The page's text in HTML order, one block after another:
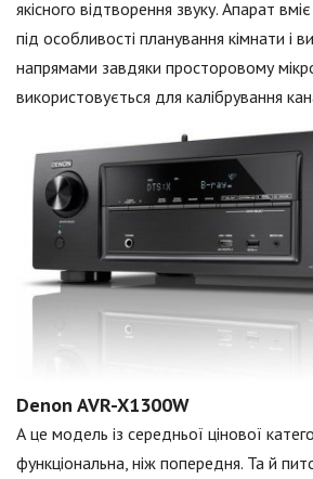
якісного відтворення звуку. Апарат
під особливості планування кімнати і
напрямами завдяки просторовому
використовується для калібрування
Denon AVR-X1300W
А це модель із середньої цінової
функціональна, ніж попередня. Та й